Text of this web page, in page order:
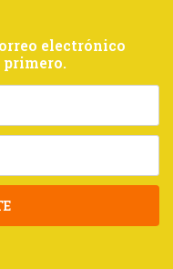
electrónico